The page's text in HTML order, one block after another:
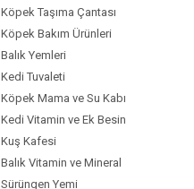
Köpek Taşıma Çantası
Köpek Bakım Ürünleri
Balık Yemleri
Kedi Tuvaleti
Köpek Mama ve Su Kabı
Kedi Vitamin ve Ek Besin
Kuş Kafesi
Balık Vitamin ve Mineral
Sürüngen Yemi